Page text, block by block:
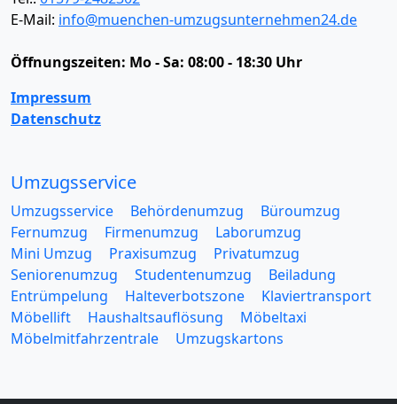
E-Mail: info@muenchen-umzugsunternehmen24.de
Öffnungszeiten: Mo - Sa: 08:00 - 18:30 Uhr
Impressum
Datenschutz
Umzugsservice
Umzugsservice Behördenumzug
Büroumzug
Fernumzug
Firmenumzug
Laborumzug
Mini Umzug
Praxisumzug
Privatumzug
Seniorenumzug
Studentenumzug
Beiladung
Entrümpelung
Halteverbotszone
Klaviertransport
Möbellift
Haushaltsauflösung
Möbeltaxi
Möbelmitfahrzentrale
Umzugskartons